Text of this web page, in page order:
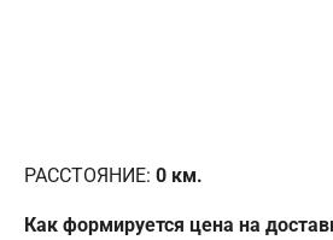
РАССТОЯНИЕ: 0 км.
Как формируется цена на